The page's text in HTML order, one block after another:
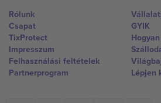
Rólunk
Csapat
TixProtect
Impresszum
Felhasználási feltételek
Partnerprogram
GYIK
Lépjen